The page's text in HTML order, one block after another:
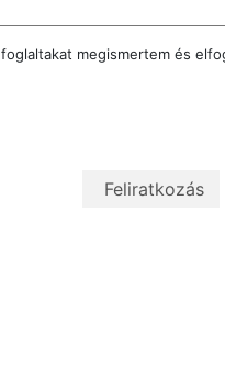
foglaltakat megismertem és